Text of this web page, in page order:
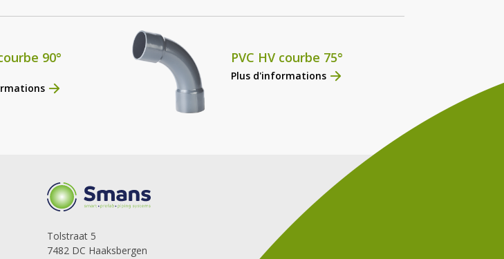
90° PVC HV courbe 75°
Plus d'informations
Tolstraat 5
7482 DC Haaksbergen